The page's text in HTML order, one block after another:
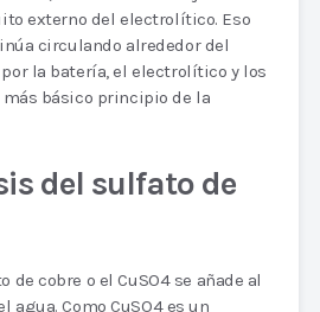
externo del electrolítico. Eso
circulando alrededor del
la batería, el electrolítico y los
básico principio de la
del sulfato de
de cobre o el CuSO4 se añade al
agua. Como CuSO4 es un